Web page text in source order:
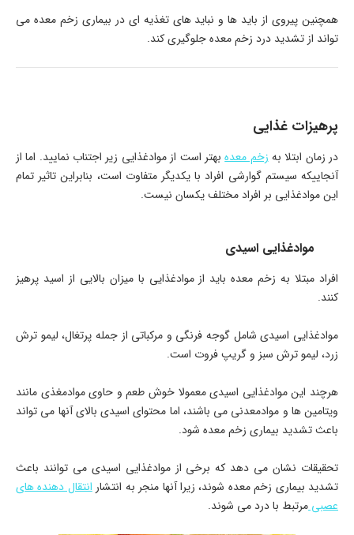
همچنین پیروی از باید ها و نباید های تغذیه ای در بیماری زخم معده می
تواند از تشدید درد زخم معده جلوگیری کند.
پرهیزات غذایی
در زمان ابتلا بهزخم معدهبهتر است از موادغذایی زیر اجتناب نمایید. اما از
آنجاییکه سیستم گوارشی افراد با یکدیگر متفاوت است، بنابراین تاثیر تمام
این موادغذایی بر افراد مختلف یکسان نیست.
موادغذایی اسیدی
افراد مبتلا به زخم معده باید از موادغذایی با میزان بالایی از اسید پرهیز
کنند.
موادغذایی اسیدی شامل گوجه فرنگی و مرکباتی از جمله پرتغال، لیمو ترش
زرد، لیمو ترش سبز و گریپ فروت است.
هرچند این موادغذایی اسیدی معمولا خوش طعم و حاوی موادمغذی مانند
ویتامین ها و موادمعدنی می باشند، اما محتوای اسیدی بالای آنها می تواند
باعث تشدید بیماری زخم معده شود.
تحقیقات نشان می دهد که برخی از موادغذایی اسیدی می توانند باعث
تشدید بیماری زخم معده شوند، زیرا آنها منجر به انتشارانتقال دهنده های
عصبیمرتبط با درد می شوند.